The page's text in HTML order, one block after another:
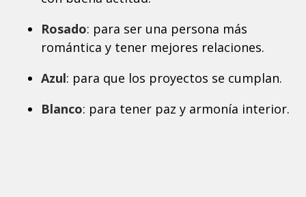
Rosado: para ser una persona más
romántica y tener mejores relaciones.
Azul: para que los proyectos se cumplan.
Blanco: para tener paz y armonía interior.